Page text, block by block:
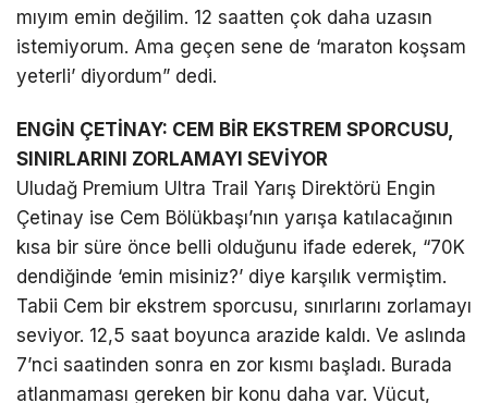
mıyım emin değilim. 12 saatten çok daha uzasın
istemiyorum. Ama geçen sene de ‘maraton koşsam
yeterli’ diyordum” dedi.
ENGİN ÇETİNAY: CEM BİR EKSTREM SPORCUSU,
SINIRLARINI ZORLAMAYI SEVİYOR
Uludağ Premium Ultra Trail Yarış Direktörü Engin
Çetinay ise Cem Bölükbaşı’nın yarışa katılacağının
kısa bir süre önce belli olduğunu ifade ederek, “70K
dendiğinde ‘emin misiniz?’ diye karşılık vermiştim.
Tabii Cem bir ekstrem sporcusu, sınırlarını zorlamayı
seviyor. 12,5 saat boyunca arazide kaldı. Ve aslında
7’nci saatinden sonra en zor kısmı başladı. Burada
atlanmaması gereken bir konu daha var. Vücut,